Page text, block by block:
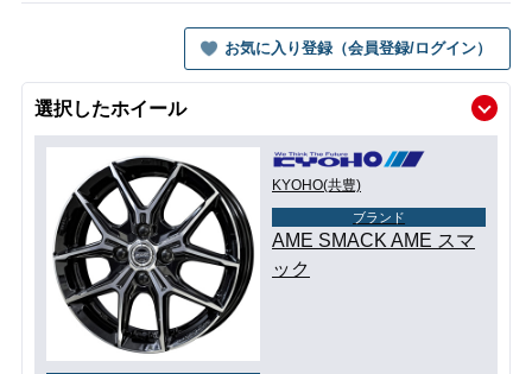
お気に入り登録（会員登録/ログイン）
選択したホイール
KYOHO(共豊)
ブランド
AME SMACK AME スマ
ック